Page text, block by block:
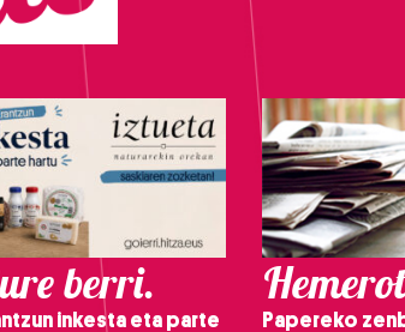
berri.
inkesta eta parte
Papereko